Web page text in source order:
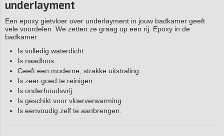
underlayment
Een epoxy gietvloer over underlayment in jouw badkamer geeft
vele voordelen. We zetten ze graag op een rij. Epoxy in de
badkamer:
Is volledig waterdicht.
Is naadloos.
Geeft een moderne, strakke uitstraling.
Is zeer goed te reinigen.
Is onderhoudsvrij.
Is geschikt voor vloerverwarming.
Is eenvoudig zelf te aanbrengen.